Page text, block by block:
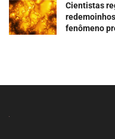
Cientistas
fenômeno